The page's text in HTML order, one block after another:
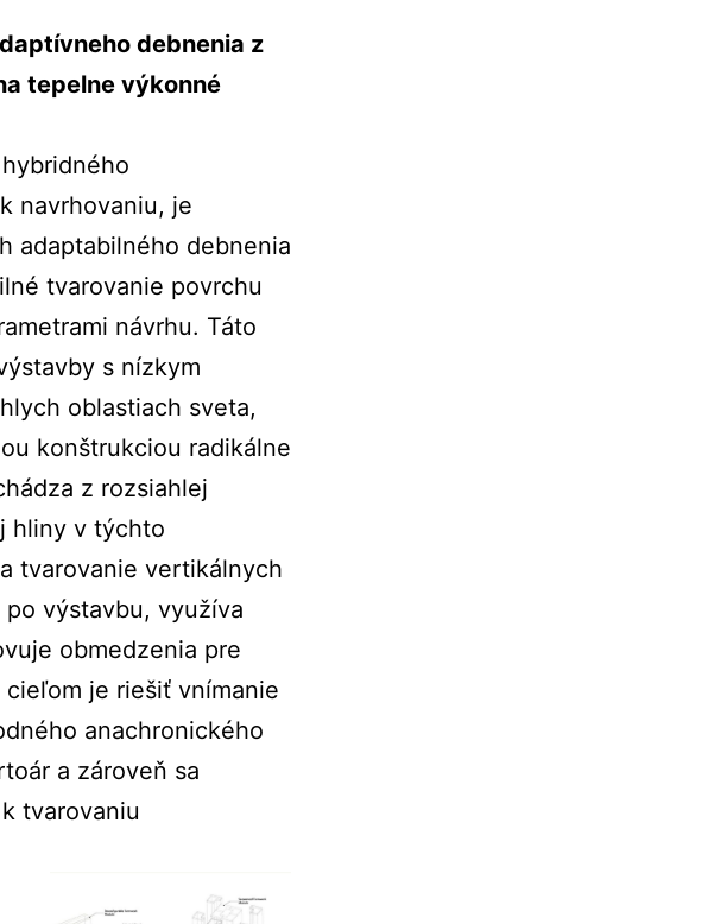
debnenia z
tepelne výkonné
navrhovaniu, je
adaptabilného debnenia
tvarovanie povrchu
návrhu. Táto
s nízkym
oblastiach sveta,
konštrukciou radikálne
z rozsiahlej
hliny v týchto
tvarovanie vertikálnych
výstavbu, využíva
obmedzenia pre
je riešiť vnímanie
anachronického
a zároveň sa
tvarovaniu